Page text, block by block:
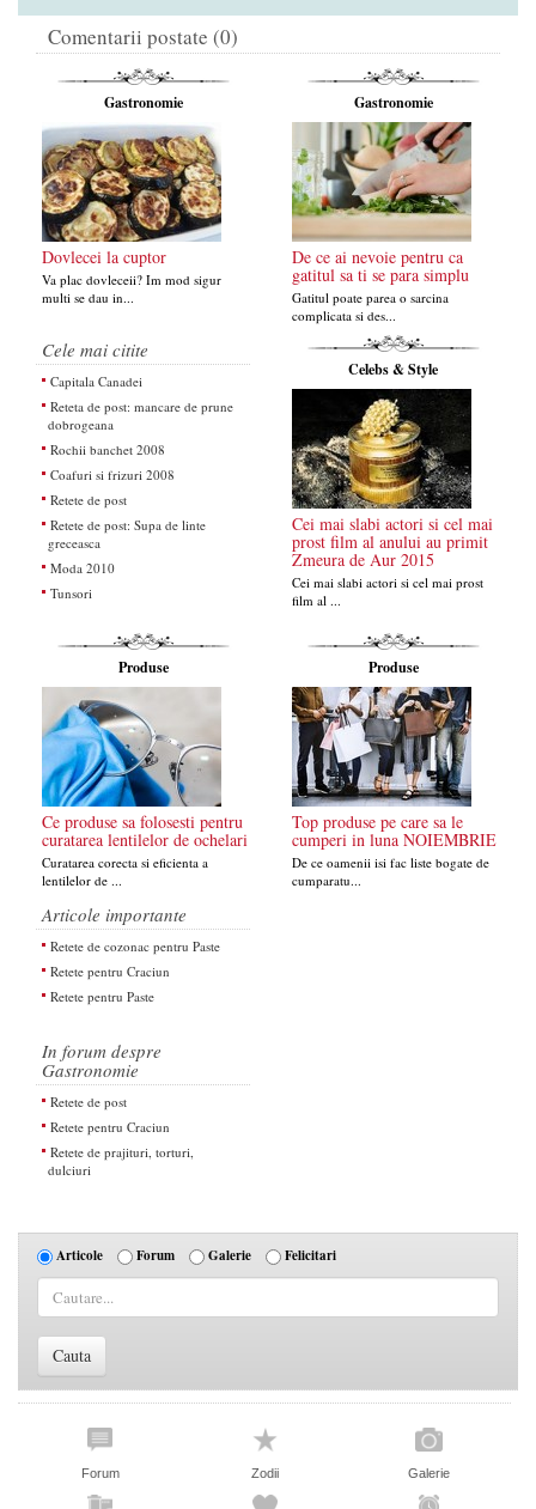
Comentarii postate (0)
Gastronomie
Dovlecei la cuptor
Va plac dovleceii? Im mod sigur
multi se dau in...
Gastronomie
De ce ai nevoie pentru ca
gatitul sa ti se para simplu
Gatitul poate parea o sarcina
complicata si des...
Cele mai citite
Capitala Canadei
Reteta de post: mancare de prune
dobrogeana
Rochii banchet 2008
Coafuri si frizuri 2008
Retete de post
Retete de post: Supa de linte
greceasca
Moda 2010
Tunsori
Celebs & Style
Cei mai slabi actori si cel mai
prost film al anului au primit
Zmeura de Aur 2015
Cei mai slabi actori si cel mai prost
film al ...
Produse
Ce produse sa folosesti pentru
curatarea lentilelor de ochelari
Curatarea corecta si eficienta a
lentilelor de ...
Produse
Top produse pe care sa le
cumperi in luna NOIEMBRIE
De ce oamenii isi fac liste bogate de
cumparatu...
Articole importante
Retete de cozonac pentru Paste
Retete pentru Craciun
Retete pentru Paste
In forum despre
Gastronomie
Retete de post
Retete pentru Craciun
Retete de prajituri, torturi,
dulciuri
Articole Forum Galerie Felicitari
Forum Zodii Galerie